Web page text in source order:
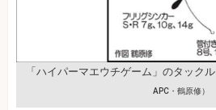
「ハイパーマエウチゲーム」のタックル
APC・鶴原修）